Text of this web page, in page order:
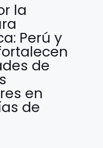
la
Perú y
de
en
de